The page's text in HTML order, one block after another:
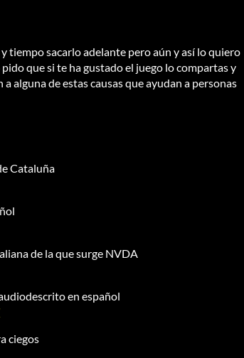
tiempo sacarlo adelante pero aún y así lo quiero
que si te ha gustado el juego lo compartas y
alguna de estas causas que ayudan a personas
Cataluña
de la que surge NVDA
en español
ciegos